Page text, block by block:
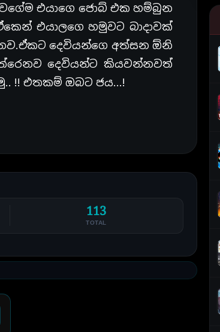
එයාගෙ ජොබ් එක හම්බුන
එයාලගෙ හමුවට බාදාවක්
දෙවියන්ගෙ අත්සන ඕනි
දෙවියන්ට කියවන්නවත්
!! එතකම් ඔබට ජය…!
113
TOTAL